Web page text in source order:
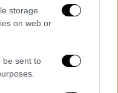
storage
on web or
be sent to
ένα μήνυμα
τους
ψυχικά
ζητώ συγγνώμη
άθελά μου